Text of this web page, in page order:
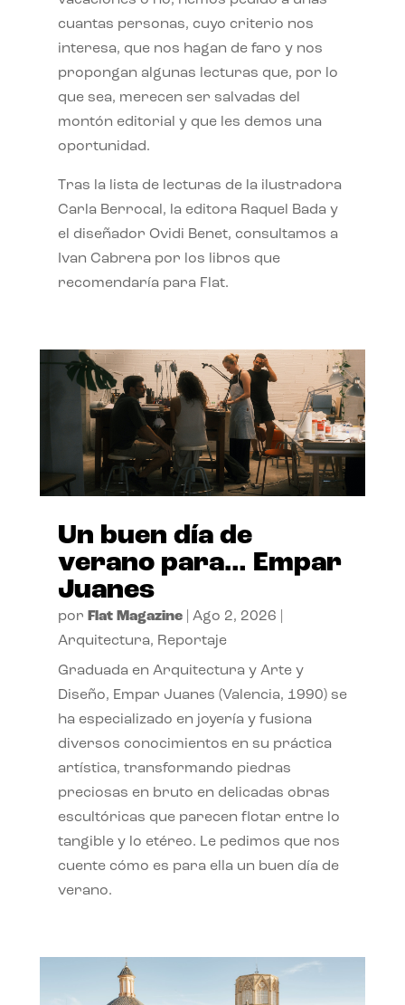
cuantas personas, cuyo criterio nos
interesa, que nos hagan de faro y nos
propongan algunas lecturas que, por lo
que sea, merecen ser salvadas del
montón editorial y que les demos una
oportunidad.
Tras la lista de lecturas de la ilustradora
Carla Berrocal, la editora Raquel Bada y
el diseñador Ovidi Benet, consultamos a
Ivan Cabrera por los libros que
recomendaría para Flat.
Un buen día de
verano para… Empar
Juanes
por Flat Magazine| Ago 2, 2026
Arquitectura, Reportaje
Graduada en Arquitectura y Arte y
Diseño, Empar Juanes (Valencia, 1990) se
ha especializado en joyería y fusiona
diversos conocimientos en su práctica
artística, transformando piedras
preciosas en bruto en delicadas obras
escultóricas que parecen flotar entre lo
tangible y lo etéreo. Le pedimos que nos
cuente cómo es para ella un buen día de
verano.